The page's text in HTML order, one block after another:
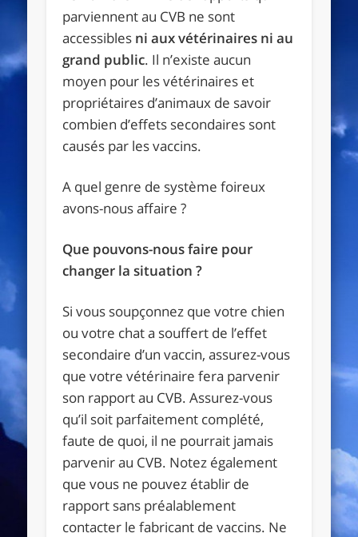
parviennent au CVB ne sont
accessibles ni aux vétérinaires ni au
grand public. Il n’existe aucun
moyen pour les vétérinaires et
propriétaires d’animaux de savoir
combien d’effets secondaires sont
causés par les vaccins.
A quel genre de système foireux
avons-nous affaire ?
Que pouvons-nous faire pour
changer la situation ?
Si vous soupçonnez que votre chien
ou votre chat a souffert de l’effet
secondaire d’un vaccin, assurez-vous
que votre vétérinaire fera parvenir
son rapport au CVB. Assurez-vous
qu’il soit parfaitement complété,
faute de quoi, il ne pourrait jamais
parvenir au CVB. Notez également
que vous ne pouvez établir de
rapport sans préalablement
contacter le fabricant de vaccins. Ne